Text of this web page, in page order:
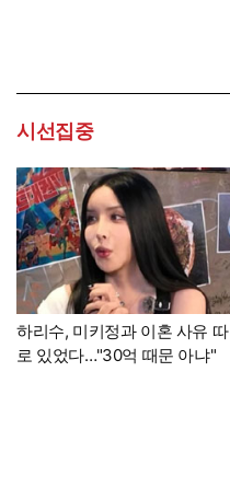
시선집중
하리수, 미키정과 이혼 사유 따
로 있었다…"30억 때문 아냐"